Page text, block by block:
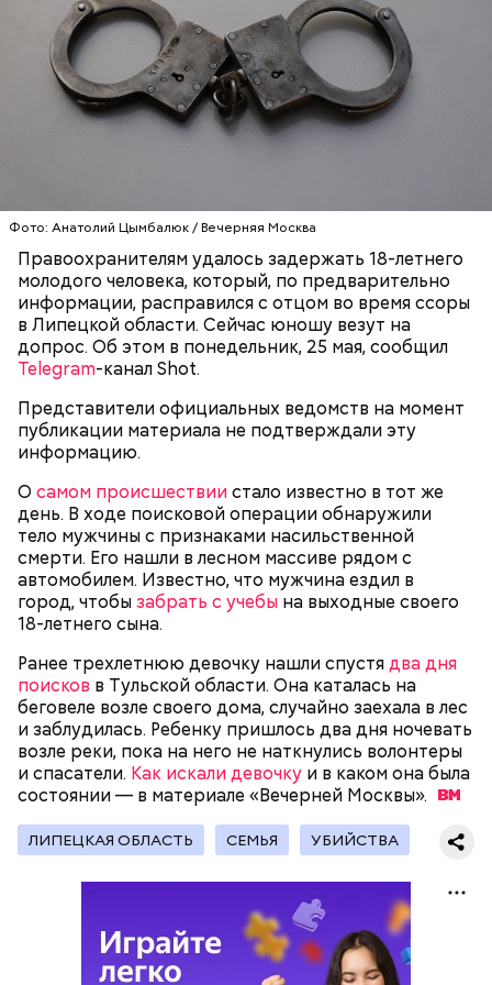
Фото: Анатолий Цымбалюк / Вечерняя Москва
Правоохранителям удалось задержать 18-летнего
молодого человека, который, по предварительно
информации, расправился с отцом во время ссоры
в Липецкой области. Сейчас юношу везут на
допрос. Об этом в понедельник, 25 мая, сообщил
Telegram-канал Shot.
Представители официальных ведомств на момент
публикации материала не подтверждали эту
информацию.
О самом происшествиистало известно в тот же
день. В ходе поисковой операции обнаружили
тело мужчины с признаками насильственной
смерти. Его нашли в лесном массиве рядом с
автомобилем. Известно, что мужчина ездил в
город, чтобызабрать с учебы на выходные своего
18-летнего сына.
Ранее трехлетнюю девочку нашли спустядва дня
поисков в Тульской области. Она каталась на
беговеле возле своего дома, случайно заехала в лес
и заблудилась. Ребенку пришлось два дня ночевать
возле реки, пока на него не наткнулись волонтеры
и спасатели. Как искали девочку и в каком она была
состоянии — в материале «Вечерней Москвы».
ЛИПЕЦКАЯ ОБЛАСТЬ СЕМЬЯ УБИЙСТВА
— Гасанов, являясь индивидуальным
предпринимателем, осуществлял
предпринимательскую деятельность в области
продажи и размещения рекламы в социальных
сетях. С целью сокрытия своих доходов часть
денежных средств от спонсоров розыгрышей,
покупателей различных мотивационных курсов и
прогнозов ставок на спорт Гасанов получал на
свои личные лицевые счета как физического лица, а
счета, — пояснили вмосковской прокуратуре
Родственники обналичивали деньги и возвращали
их Гасанову. А чтобы пользоваться деньгами и не
вызвать подозрений у налоговой, Гасанов либо
распределял их между еще несколькими счетами,
либопокупал на них квартиры.
Блогеру грозило до семи лет лишения свободы.
Первой жертвой Миссюры была его девушка.
Именно на ней молодой человек впервые испытал
химикаты, купленные в интернет-магазине. 13
января 2024 года он подсыпал дихлорэтан в
Следующим подопытным стал друг детства
Миссюры Константин. 3 февраля того же года,
когда молодые люди ехали вместе в машине,
подозреваемый угостил приятеля морсом с
этиленгликолем. Через два дня Константин умер в
больнице.
— Мы съездили за витаминами, вернулись обратно,
поднялись домой. У него ухудшилось самочувствие
через сутки... Его увезли в больницу,
реанимировали, и там он скончался, — рассказывал
Миссюра на допросе.